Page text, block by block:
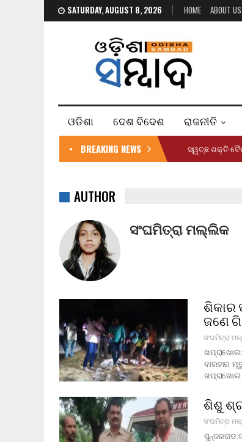
SATURDAY, AUGUST 8, 2026 HOME ABOUT US
ଓଡିଶା ଦେଶ ବିଦେଶ ରାଜନୀତି
BREAKING NEWS ସ୍ୱଚ୍ଛ ଶକ୍ତି
AUTHOR
ସଂଘମିତ୍ରା ମଲ୍ଲିକ
ଶିକାର
ଜଣେ
ସଂଘମିତ୍ରା
ବାରହାର
ଖପ୍ରାଖୋଲ
ଶିଶୁ
ସଂଘମିତ୍ରା